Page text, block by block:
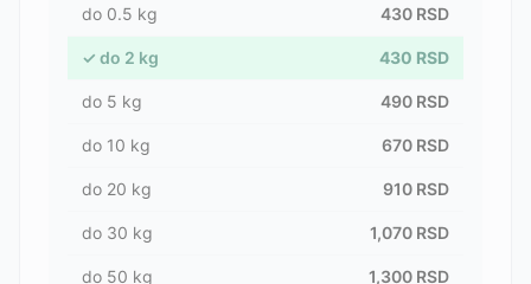
do 0.5 kg 430 RSD
✓ do 2 kg 430 RSD
do 5 kg 490 RSD
do 10 kg 670 RSD
do 20 kg 910 RSD
do 30 kg 1,070 RSD
do 50 kg 1,300 RSD